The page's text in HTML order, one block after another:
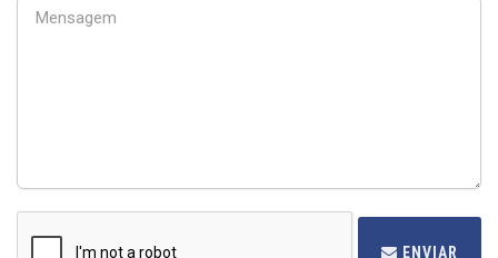
ENVIAR